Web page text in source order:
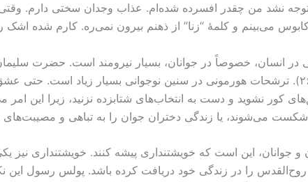
نشد من چقدر افسرده شده‌ام. عذاب وجدان سختی دارم. وقتی
می‌بینم و کلمۀ “زنا” از ذهنم بیرون نمی‌ره. کارم شده اشک
در انسان، خصوصاً در جوانان، بسیار نیرومند است. حضرت
درافکنده و کشتگانش بی‌شمارند.” (کتاب امثال ۷: ‏۲۶). ترشحات هورمونی در سنین
کور نشوید و دست به انتخاب‌های شتابزده نزنید، زیرا این
می‌شوند، یا زندگی دختران جوان را به تباهی و مصیبت‌های
را در زندگی خود دریافت کرده باشد. پولس رسول این